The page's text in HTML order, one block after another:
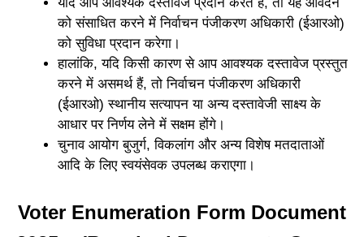
यदि आप आवश्यक दस्तावेज प्रदान करते हैं, तो यह आवेदन
को संसाधित करने में निर्वाचन पंजीकरण अधिकारी (ईआरओ)
को सुविधा प्रदान करेगा।
हालांकि, यदि किसी कारण से आप आवश्यक दस्तावेज प्रस्तुत
करने में असमर्थ हैं, तो निर्वाचन पंजीकरण अधिकारी
(ईआरओ) स्थानीय सत्यापन या अन्य दस्तावेजी साक्ष्य के
आधार पर निर्णय लेने में सक्षम होंगे।
चुनाव आयोग बुजुर्ग, विकलांग और अन्य विशेष मतदाताओं
आदि के लिए स्वयंसेवक उपलब्ध कराएगा।
Voter Enumeration Form Document